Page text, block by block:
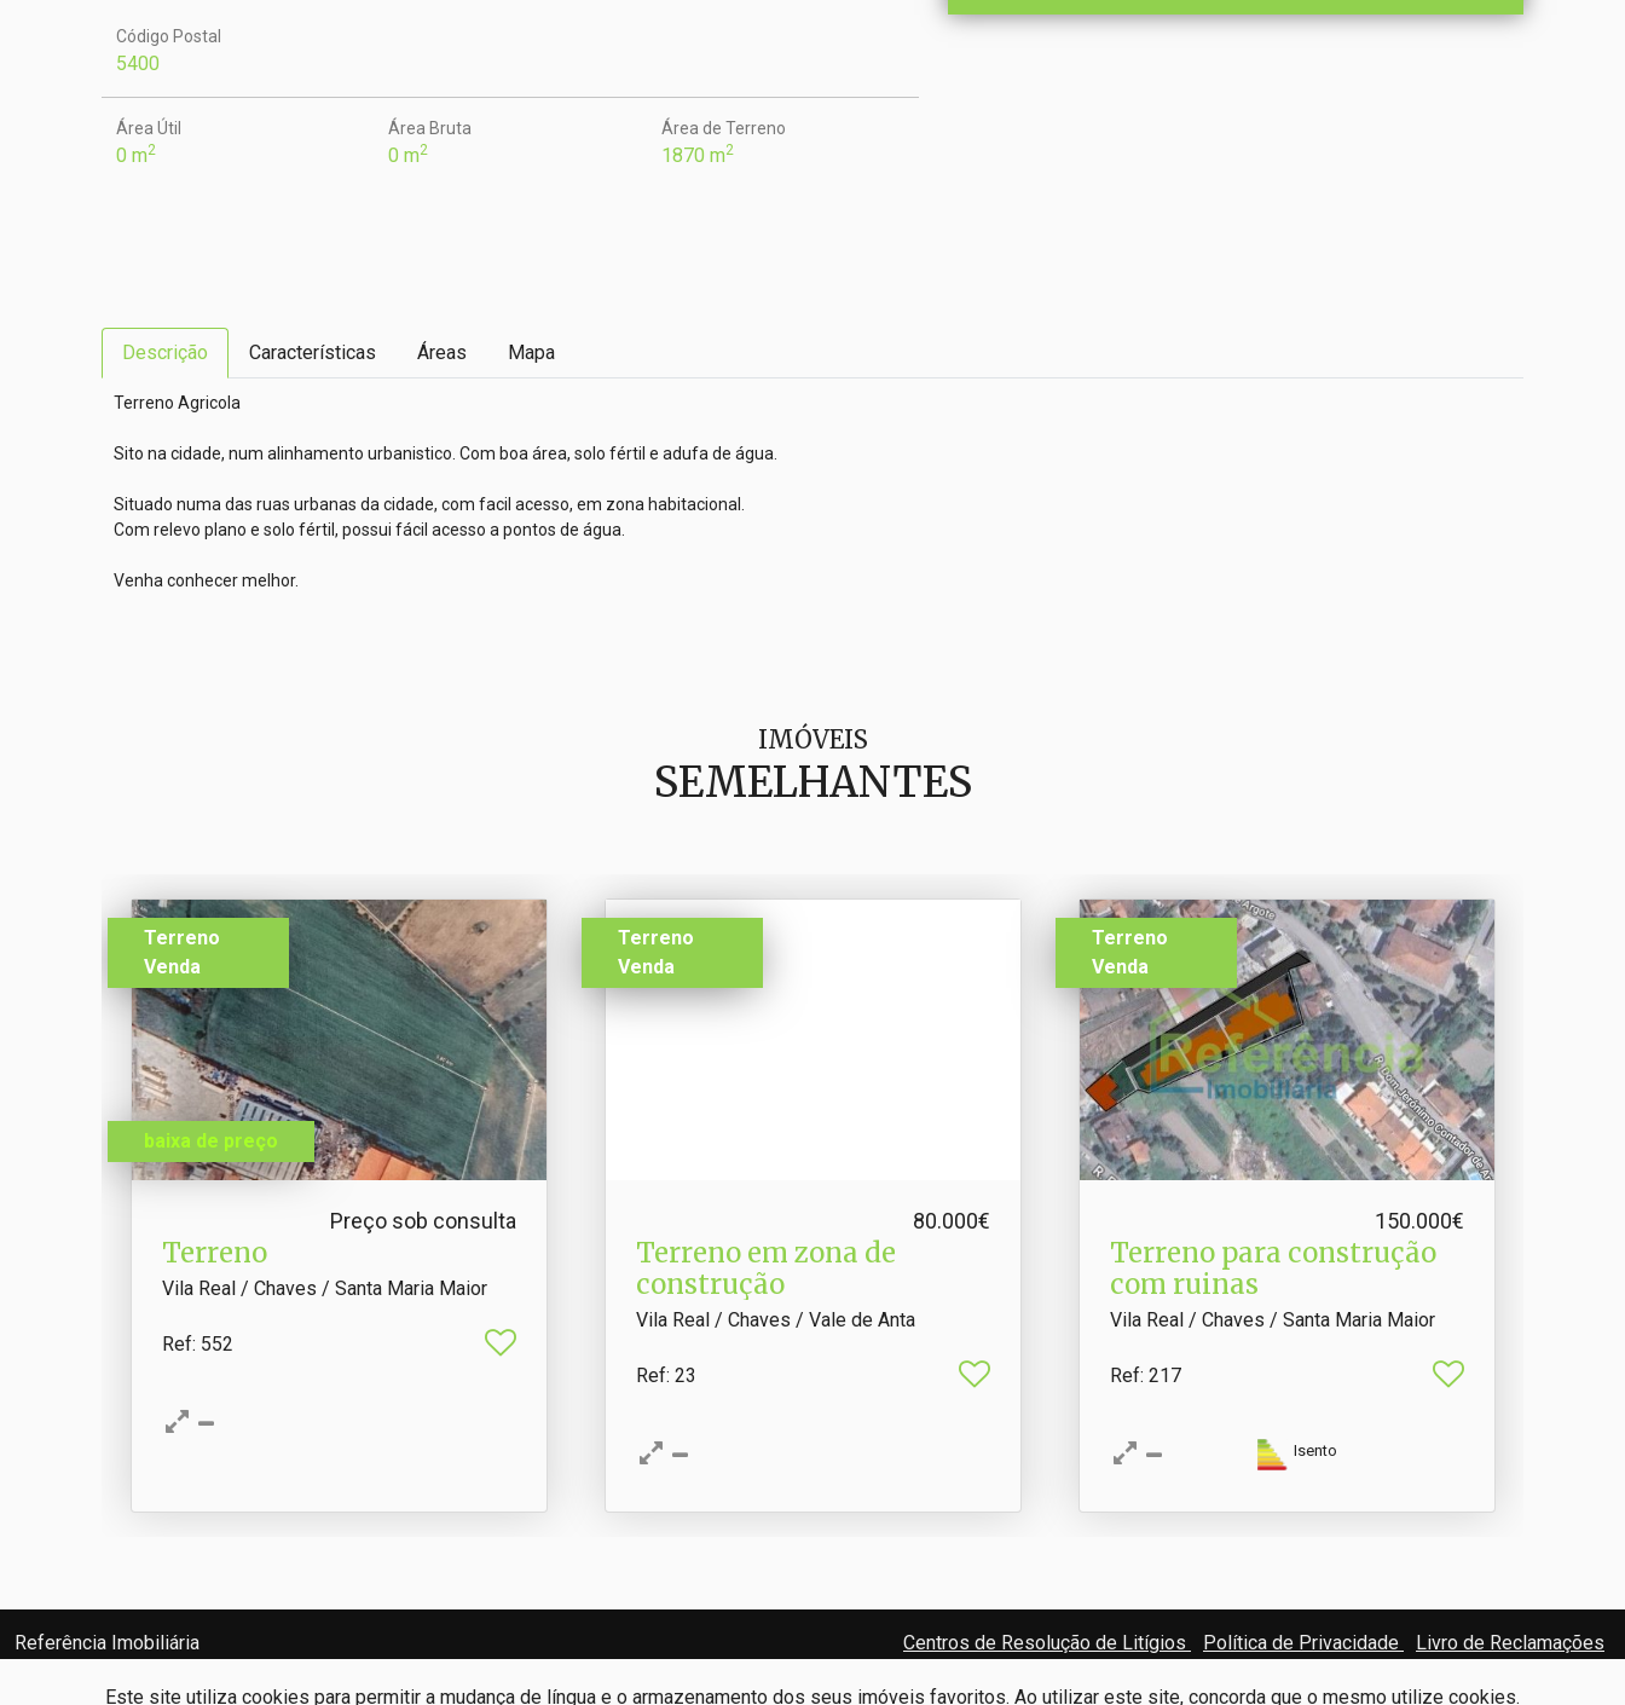
Este site utiliza cookies para permitir a mudança de língua e o armazenamento dos seus imóveis favoritos. Ao utilizar este site, concorda que o mesmo utilize cookies.
Código Postal
5400
Área Útil
0 m2
Área Bruta
0 m2
Área de Terreno
1870 m2
Descrição Características Áreas Mapa
Terreno Agricola
Sito na cidade, num alinhamento urbanistico. Com boa área, solo fértil e adufa de água.
Situado numa das ruas urbanas da cidade, com facil acesso, em zona habitacional.
Com relevo plano e solo fértil, possui fácil acesso a pontos de água.
Venha conhecer melhor.
IMÓVEIS
SEMELHANTES
Terreno
Venda
baixa de preço
Preço sob consulta
Terreno
Vila Real / Chaves / Santa Maria Maior
Ref: 552
Terreno
Venda
80.000€
Terreno em zona de
construção
Vila Real / Chaves / Vale de Anta
Ref: 23
Terreno
Venda
150.000€
Terreno para construção
com ruinas
Vila Real / Chaves / Santa Maria Maior
Ref: 217
Isento
Referência Imobiliária
Centros de Resolução de Litígios Política de Privacidade Livro de Reclamações